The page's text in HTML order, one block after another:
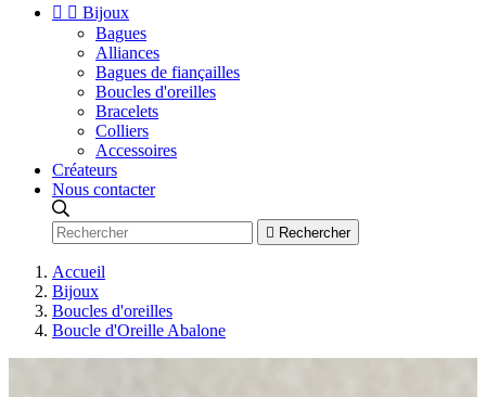
  Bijoux
Bagues
Alliances
Bagues de fiançailles
Boucles d'oreilles
Bracelets
Colliers
Accessoires
Créateurs
Nous contacter
 Rechercher
Accueil
Bijoux
Boucles d'oreilles
Boucle d'Oreille Abalone